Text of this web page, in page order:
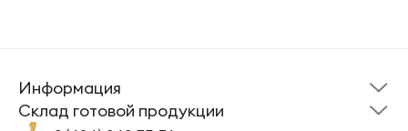
Информация
Склад готовой
продукции
Помощь
Cклад готовой продукции
Кресты Ложки